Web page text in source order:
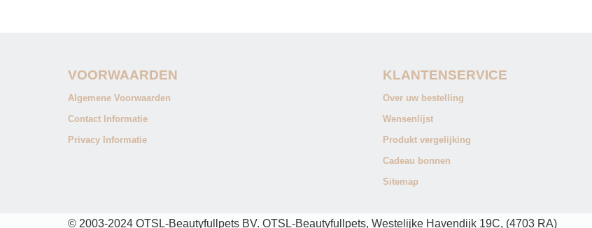
VOORWAARDEN
Algemene Voorwaarden
Contact Informatie
Privacy Informatie
KLANTENSERVICE
Over uw bestelling
Wensenlijst
Produkt vergelijking
Cadeau bonnen
Sitemap
© 2003-2024 OTSL-Beautyfullpets BV. OTSL-Beautyfullpets, Westelijke Havendijk 19C, (4703 RA)